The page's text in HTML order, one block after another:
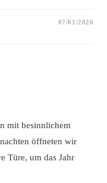
07/01/2026
mit besinnlichem
öffneten wir
Türe, um das Jahr